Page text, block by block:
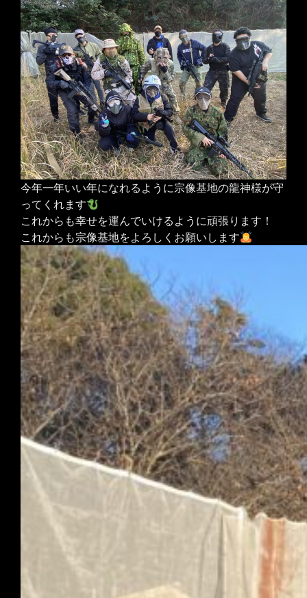
今年一年いい年になれるように宗像基地の龍神様が守
ってくれます
これからも幸せを運んでいけるように頑張ります！
これからも宗像基地をよろしくお願いします